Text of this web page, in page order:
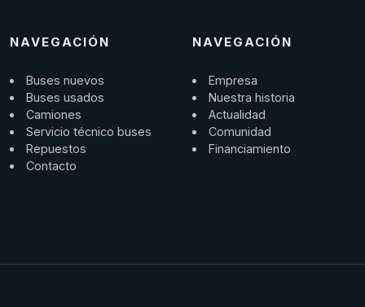
NAVEGACIÓN
Buses nuevos
Buses usados
Camiones
Servicio técnico buses
Repuestos
Contacto
NAVEGACIÓN
Empresa
Nuestra historia
Actualidad
Comunidad
Financiamiento